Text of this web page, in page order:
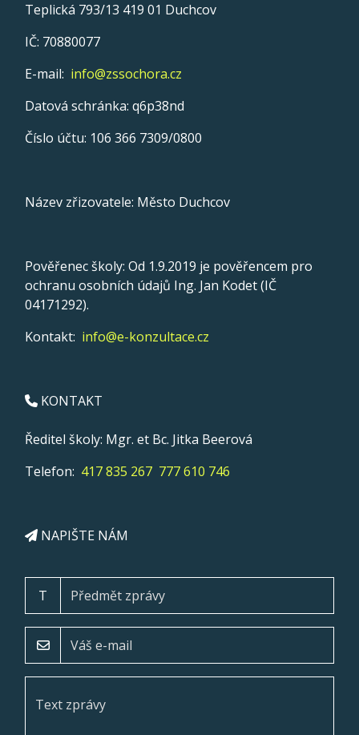
Teplická 793/13 419 01 Duchcov
IČ: 70880077
E-mail: info@zssochora.cz
Datová schránka: q6p38nd
Číslo účtu: 106 366 7309/0800
Název zřizovatele: Město Duchcov
Pověřenec školy: Od 1.9.2019 je pověřencem pro
ochranu osobních údajů Ing. Jan Kodet (IČ
04171292).
Kontakt: info@e-konzultace.cz
KONTAKT
Ředitel školy: Mgr. et Bc. Jitka Beerová
Telefon: 417 835 267 777 610 746
NAPIŠTE NÁM
T